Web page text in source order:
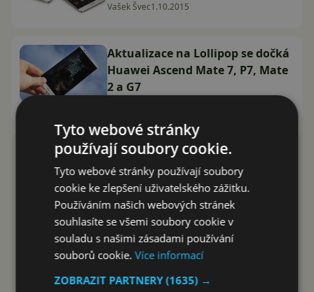
Vašek Švec1.10.2015
Aktualizace na Lollipop se dočká
Huawei Ascend Mate 7, P7, Mate
2 a G7
Tyto webové stránky
používají soubory cookie.
Tyto webové stránky používají soubory
cookie ke zlepšení uživatelského zážitku.
Používáním našich webových stránek
souhlasíte se všemi soubory cookie v
souladu s našimi zásadami používání
souborů cookie.Více informací
ZOBRAZIT PARTNERY(1635) →